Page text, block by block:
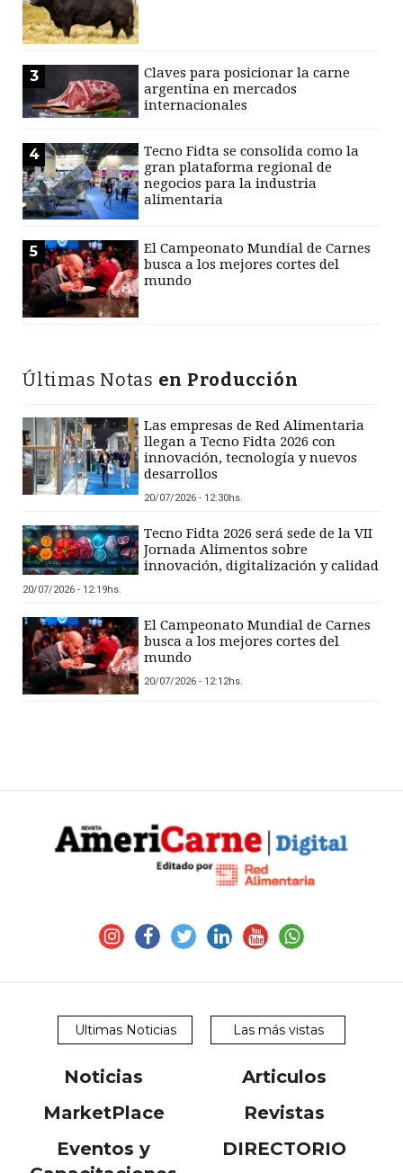
3
Claves para posicionar la carne
argentina en mercados
internacionales
4
Tecno Fidta se consolida como la
gran plataforma regional de
negocios para la industria
alimentaria
5
El Campeonato Mundial de Carnes
busca a los mejores cortes del
mundo
Últimas Notas en Producción
Las empresas de Red Alimentaria
llegan a Tecno Fidta 2026 con
innovación, tecnología y nuevos
desarrollos
20/07/2026 - 12:30hs.
Tecno Fidta 2026 será sede de la VII
Jornada Alimentos sobre
innovación, digitalización y calidad
20/07/2026 - 12:19hs.
El Campeonato Mundial de Carnes
busca a los mejores cortes del
mundo
20/07/2026 - 12:12hs.
Ultimas Noticias Las más vistas
Noticias
Articulos
MarketPlace
Revistas
Eventos y
DIRECTORIO